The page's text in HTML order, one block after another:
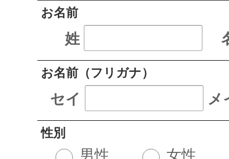
お名前
姓
お名前（フリガナ）
セイ
性別
男性 女性